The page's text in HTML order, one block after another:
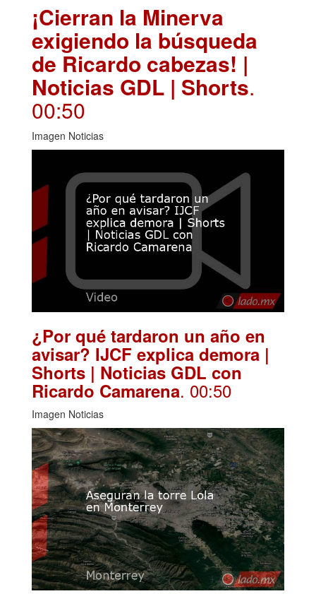
¡Cierran la Minerva
exigiendo la búsqueda
de Ricardo cabezas! |
Noticias GDL | Shorts.
00:50
Imagen Noticias
¿Por qué tardaron un año en
avisar? IJCF explica demora |
Shorts | Noticias GDL con
Ricardo Camarena. 00:50
Imagen Noticias